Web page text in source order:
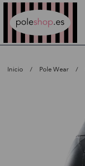
Inicio Pole Wear